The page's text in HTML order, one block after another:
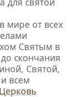
мире от всех
Святым в
скончания
Святой,
всем
Церковь